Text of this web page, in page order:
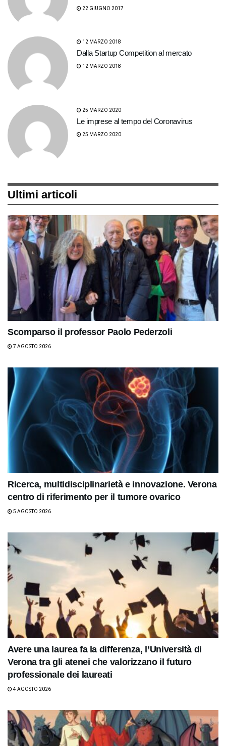
22 GIUGNO 2017
12 MARZO 2018
Dalla Startup Competition al mercato
12 MARZO 2018
25 MARZO 2020
Le imprese al tempo del Coronavirus
25 MARZO 2020
Ultimi articoli
Scomparso il professor Paolo Pederzoli
7 AGOSTO 2026
Ricerca, multidisciplinarietà e innovazione. Verona
centro di riferimento per il tumore ovarico
5 AGOSTO 2026
Avere una laurea fa la differenza, l’Università di
Verona tra gli atenei che valorizzano il futuro
professionale dei laureati
4 AGOSTO 2026